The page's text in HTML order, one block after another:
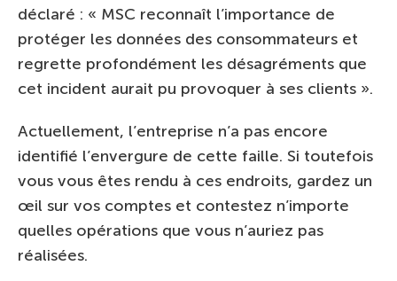
déclaré : « MSC reconnaît l’importance de
protéger les données des consommateurs et
regrette profondément les désagréments que
cet incident aurait pu provoquer à ses clients ».
Actuellement, l’entreprise n’a pas encore
identifié l’envergure de cette faille. Si toutefois
vous vous êtes rendu à ces endroits, gardez un
œil sur vos comptes et contestez n’importe
quelles opérations que vous n’auriez pas
réalisées.